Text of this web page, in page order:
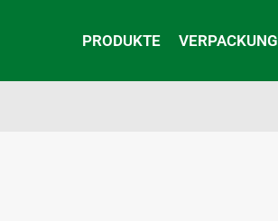
PRODUKTE VERPACKUNG